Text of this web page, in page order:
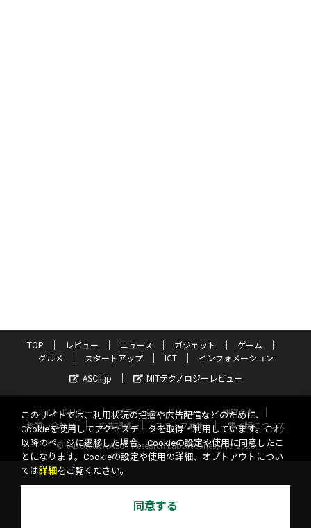
TOP レビュー ニュース ガジェット
ゲーム
グルメ
スタートアップ ICT
インフォメーション
ASCII.jp
MITテクノロジーレビュー
サイトポリシー プライバシーポリシー
運営会社
お問い合わせ
広告掲載 スタッフ募集
電子版について
©KADOKAWA ASCII Research Laboratories, Inc. 2026
このサイトでは、利用状況の把握や広告配信などのために、
Cookieを使用してアクセスデータを取得・利用しています。これ
以降のページに遷移した場合、Cookieの設定や使用に同意したこ
とになります。Cookieの設定や使用の詳細、オプトアウトについ
ては詳細 をご覧ください。
同意する